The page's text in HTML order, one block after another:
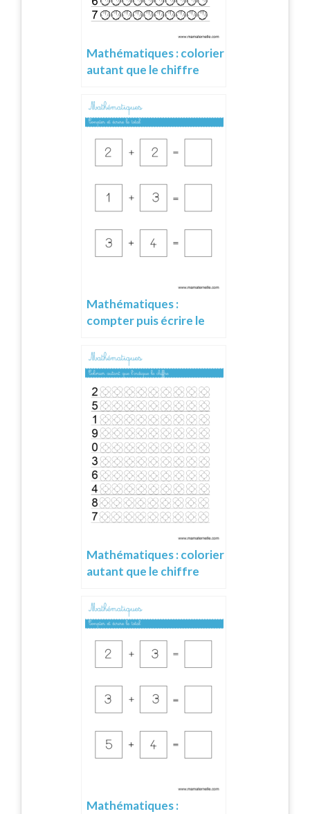
Mathématiques : colorier
autant que le chiffre
Mathématiques :
compter puis écrire le
Mathématiques : colorier
autant que le chiffre
Mathématiques :